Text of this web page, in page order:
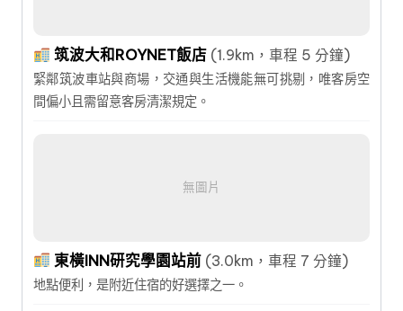
筑波大和ROYNET飯店 (1.9km，車程 5 分鐘)
緊鄰筑波車站與商場，交通與生活機能無可挑剔，唯客房空
間偏小且需留意客房清潔規定。
無圖片
東橫INN研究學園站前 (3.0km，車程 7 分鐘)
地點便利，是附近住宿的好選擇之一。